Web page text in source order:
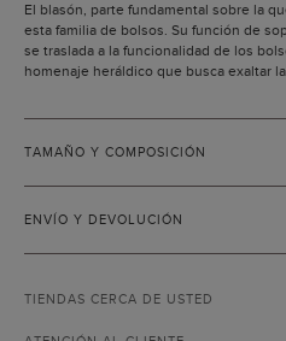
El blasón, parte fundamental sobre la
esta familia de bolsos. Su función de
se traslada a la funcionalidad de los
homenaje heráldico que busca exaltar
TAMAÑO Y COMPOSICIÓN
ENVÍO Y DEVOLUCIÓN
TIENDAS CERCA DE USTED